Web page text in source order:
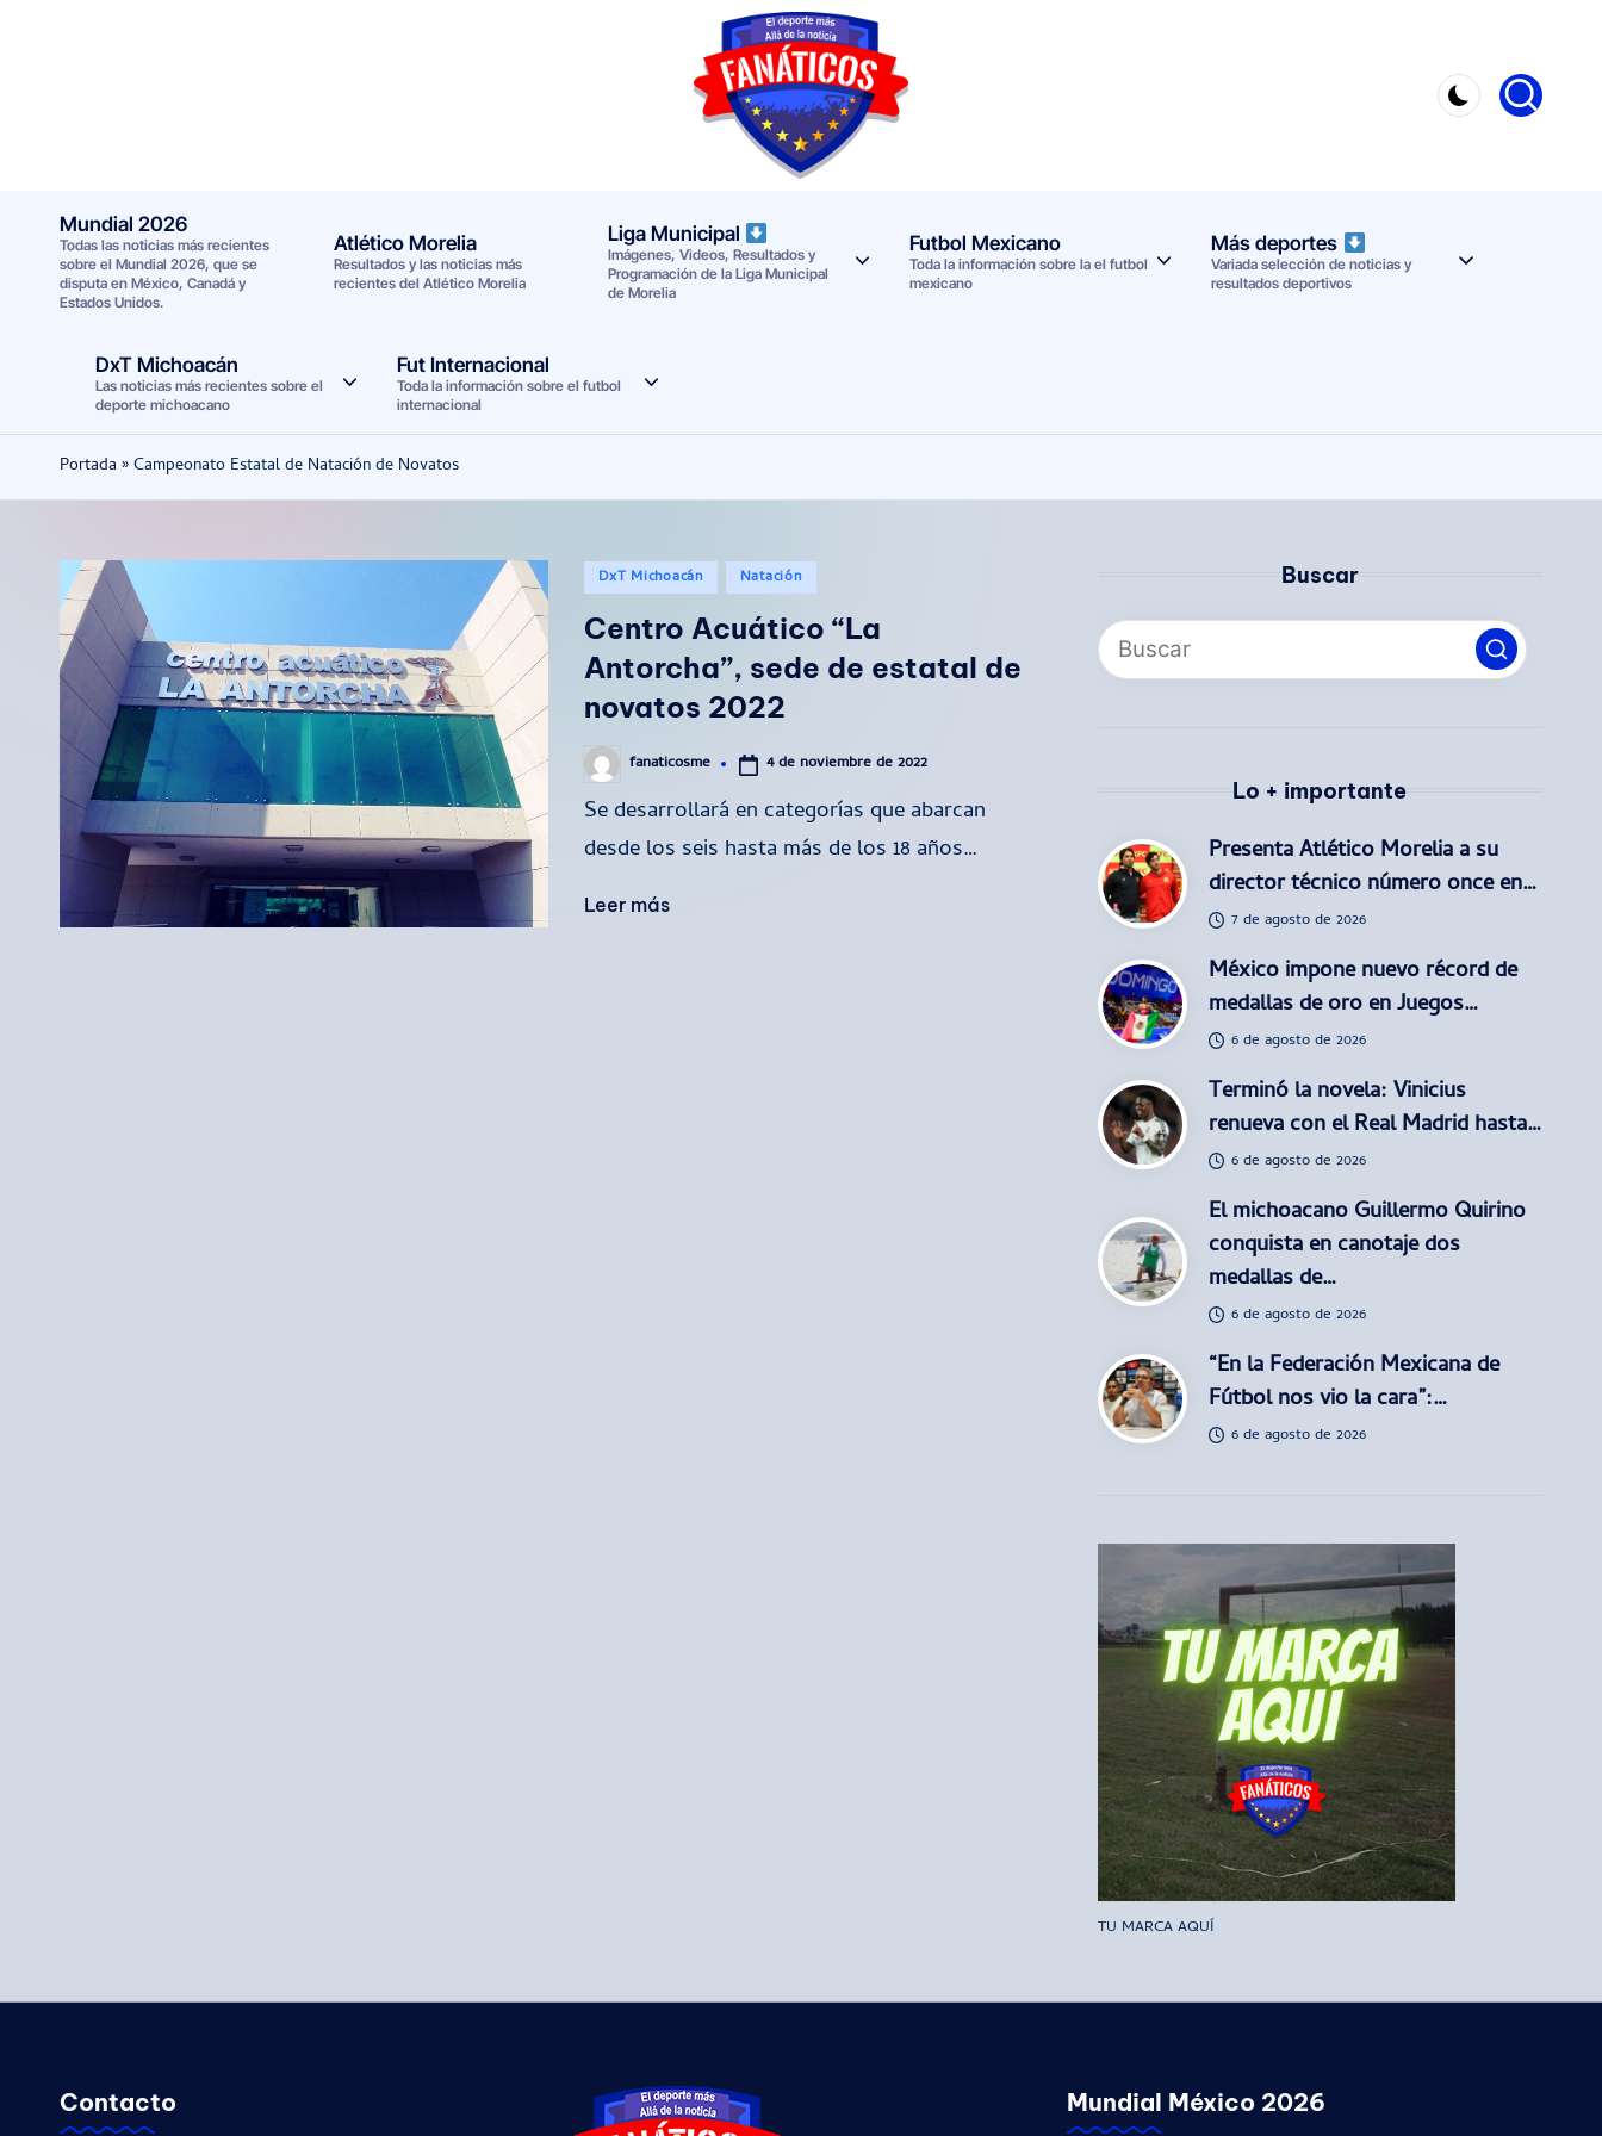
F
a
a
Noticias
deportivas
2026
Mundial 2026
Todas las noticias más recientes
sobre el Mundial 2026, que se
disputa en México, Canadá y
Estados Unidos.
Atlético Morelia
Resultados y las noticias más
recientes del Atlético Morelia
Liga Municipal
Imágenes, Videos, Resultados y
Programación de la Liga Municipal
de Morelia
Futbol Mexicano
Toda la información sobre la el futbol
mexicano
Más deportes
Variada selección de noticias y
resultados deportivos
DxT Michoacán
Las noticias más recientes sobre el
deporte michoacano
Fut Internacional
Toda la información sobre el futbol
internacional
Portada »Campeonato Estatal de Natación de Novatos
Publicado
DxT Michoacán Natación
Centro Acuático “La
Antorcha”, sede de estatal de
novatos 2022
Publicado
por
fanaticosme 4 de noviembre de 2022
Se desarrollará en categorías que abarcan
desde los seis hasta más de los 18 años…
Leer más
Buscar
Lo + importante
Presenta Atlético Morelia a su
director técnico número once en…
7 de agosto de 2026
México impone nuevo récord de
medallas de oro en Juegos…
6 de agosto de 2026
Terminó la novela: Vinicius
renueva con el Real Madrid hasta…
6 de agosto de 2026
El michoacano Guillermo Quirino
conquista en canotaje dos
medallas de…
6 de agosto de 2026
“En la Federación Mexicana de
Fútbol nos vio la cara”:…
6 de agosto de 2026
TU MARCA AQUÍ
Contacto Mundial México 2026